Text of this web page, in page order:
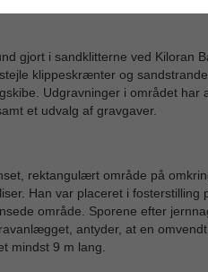
gjort i sandklitterne ved Kiloran
klippeskrænter og
Udgravninger i området har
et udvalg af gravgaver.
rektangulært område på
Han var placeret i fosterstilling
område. Sporene efter
antyder, at en
mindst 9 m lang.